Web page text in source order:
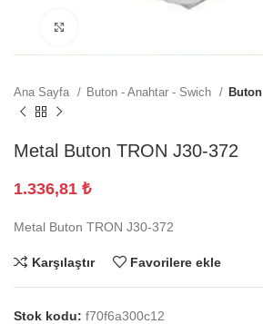
Ana Sayfa Buton - Anahtar - Swich Buton
Metal Buton TRON J30-372
1.336,81 ₺
Metal Buton TRON J30-372
Karşılaştır Favorilere ekle
Stok kodu: f70f6a300c12